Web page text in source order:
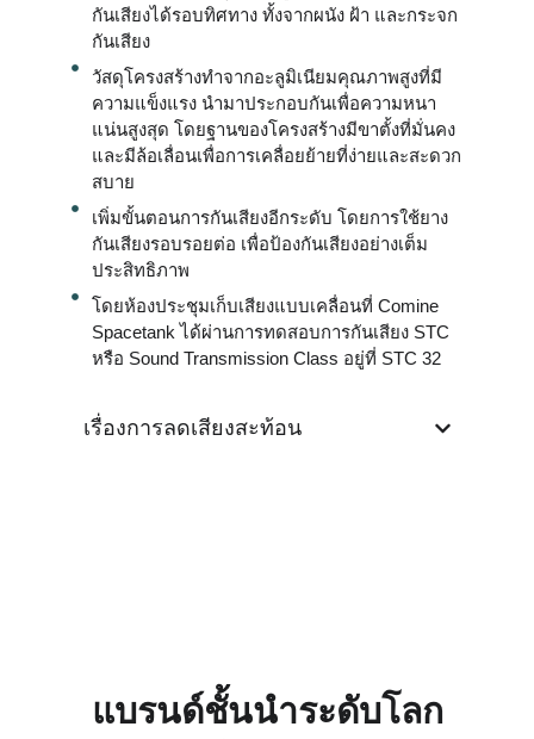
กันเสียงได้รอบทิศทาง ทั้งจากผนัง ฝ้า และกระจก
กันเสียง
วัสดุโครงสร้างทำจากอะลูมิเนียมคุณภาพสูงที่มี
ความแข็งแรง นำมาประกอบกันเพื่อความหนา
แน่นสูงสุด โดยฐานของโครงสร้างมีขาตั้งที่มั่นคง
และมีล้อเลื่อนเพื่อการเคลื่อยย้ายที่ง่ายและสะดวก
สบาย
เพิ่มขั้นตอนการกันเสียงอีกระดับ โดยการใช้ยาง
กันเสียงรอบรอยต่อ เพื่อป้องกันเสียงอย่างเต็ม
ประสิทธิภาพ
โดยห้องประชุมเก็บเสียงแบบเคลื่อนที่ Comine
Spacetank ได้ผ่านการทดสอบการกันเสียง STC
หรือ Sound Transmission Class อยู่ที่ STC 32
เรื่องการลดเสียงสะท้อน
แบรนด์ชั้นนำระดับโลก